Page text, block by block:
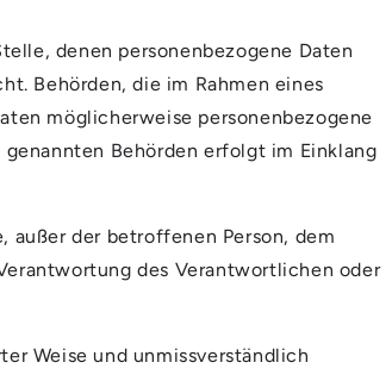
denen personenbezogene Daten
Behörden, die im Rahmen eines
möglicherweise personenbezogene
Behörden erfolgt im Einklang
außer der betroffenen Person, dem
des Verantwortlichen oder
Weise und unmissverständlich